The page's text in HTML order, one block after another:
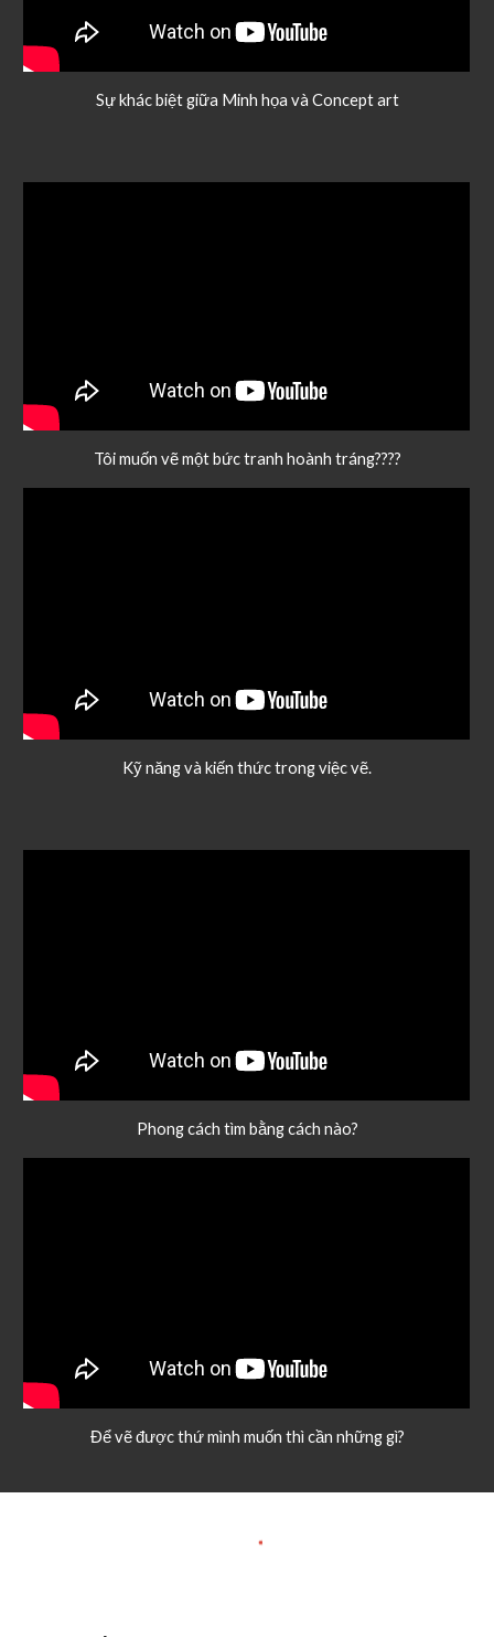
Sự khác biệt giữa Minh họa và Concept art
Tôi muốn vẽ một bức tranh hoành tráng????
Kỹ năng và kiến thức trong việc vẽ.
Phong cách tìm bằng cách nào?
Để vẽ được thứ mình muốn thì cần những gì?